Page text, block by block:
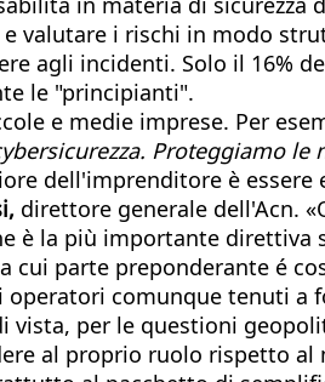
valutare i rischi in modo
agli incidenti. Solo il 16%
le "principianti".
e medie imprese. Per
Proteggiamo le
dell'imprenditore è essere
direttore generale dell'Acn.
è la più importante direttiva
cui parte preponderante é
operatori comunque tenuti
vista, per le questioni
al proprio ruolo rispetto